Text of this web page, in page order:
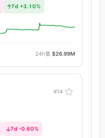
7d +3.10%
24h量 $26.99M
#14
7d -0.60%